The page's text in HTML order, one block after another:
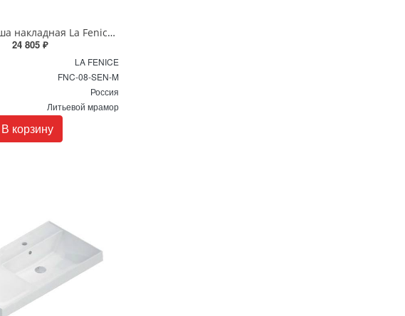
Раковина чаша накладная La Fenice Senso Matt белая матовая FNC-08-SEN-M
24 805 ₽
LA FENICE
FNC-08-SEN-M
Россия
Литьевой мрамор
В корзину